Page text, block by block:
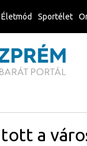
a
Életmód Sportélet